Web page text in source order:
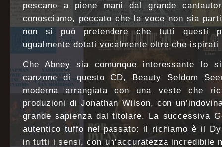
pescano a piene mani dal grande
conosciamo, peccato che la voce non sia
non si può pretendere che tutti questi
ugualmente dotati vocalmente oltre che
Che Abney sia comunque interessante lo
canzone di questo CD, Beauty Seldom
moderna arrangiata con una veste che
produzioni di Jonathan Wilson, con
grande sapienza dal titolare. La successiva
autentico tuffo nel passato: il richiamo è il
in tutti i sensi, con un’accuratezza incredibile